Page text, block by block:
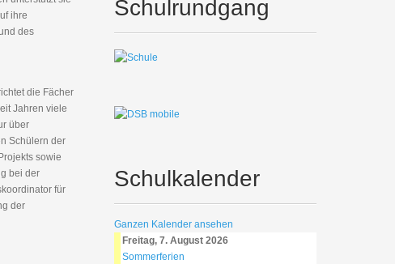
ihre
des
die Fächer
Jahren viele
über
Schülern der
sowie
bei der
für
der
Schulrundgang
Schulkalender
Ganzen Kalender ansehen
Freitag, 7. August 2026
Sommerferien